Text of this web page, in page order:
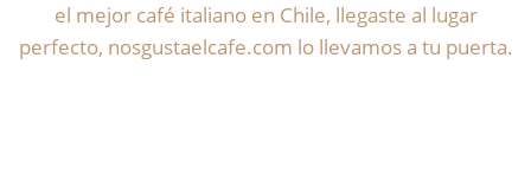
el mejor café italiano en Chile, llegaste al lugar
perfecto, nosgustaelcafe.com lo llevamos a tu puerta.